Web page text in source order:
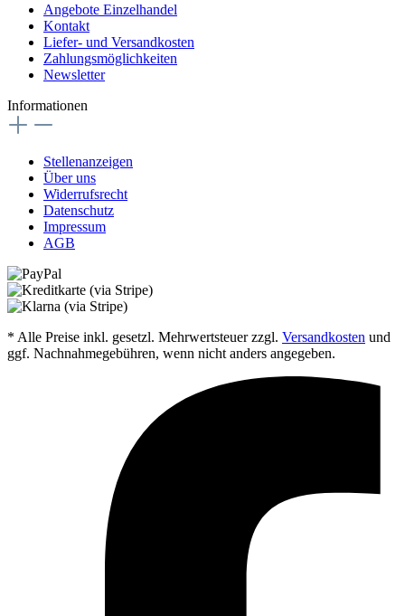
Angebote Einzelhandel
Kontakt
Liefer- und Versandkosten
Zahlungsmöglichkeiten
Newsletter
Informationen
Stellenanzeigen
Über uns
Widerrufsrecht
Datenschutz
Impressum
AGB
* Alle Preise inkl. gesetzl. Mehrwertsteuer zzgl. Versandkosten und
ggf. Nachnahmegebühren, wenn nicht anders angegeben.